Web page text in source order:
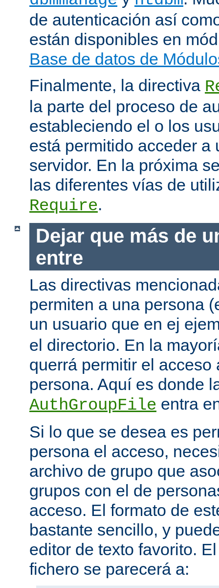
de autenticación así
están disponibles en
Base de datos de
Finalmente, la directiva
la parte del proceso de
estableciendo el o los
está permitido acceder a
servidor. En la próxima
las diferentes vías de
Require.
Dejar que más de
entre
Las directivas
permiten a una persona
un usuario que en ej
el directorio. En la
querrá permitir el acceso
persona. Aquí es donde
AuthGroupFile entra
Si lo que se desea es
persona el acceso,
archivo de grupo que
grupos con el de
acceso. El formato de
bastante sencillo, y
editor de texto favorito.
fichero se parecerá a: